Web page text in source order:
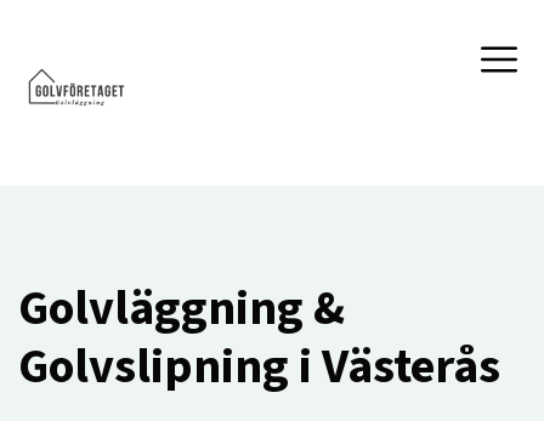
Golvläggning &
Golvslipning i Västerås